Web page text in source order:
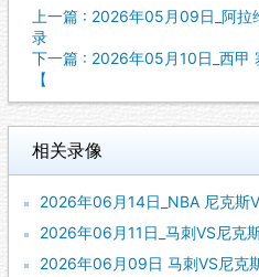
上一篇 : 2026年05月09日_阿拉
录
下一篇 : 2026年05月10日_西甲
【
相关录像
2026年06月14日_NBA 尼克斯VS
2026年06月11日_马刺VS尼克斯
2026年06月09日 马刺VS尼克